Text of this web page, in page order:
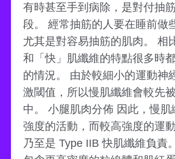
有時甚至手到病除，是對付抽
段。 經常抽筋的人要在睡前做
尤其是對容易抽筋的肌肉。 相
和「快」肌纖維的特點很多時
的情況。 由於較細小的運動神
激閾值，所以慢肌纖維會較先
中。 小腿肌肉分佈 因此，慢
強度的活動，而較高強度的運
乃至是 Type IIB 快肌纖維負責